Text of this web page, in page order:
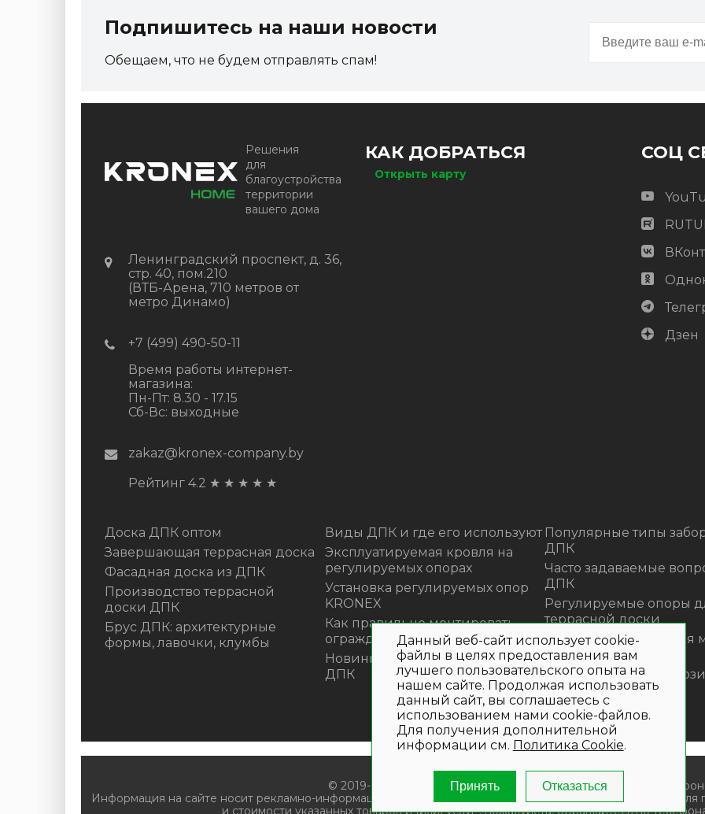
Подпишитесь на наши новости
Обещаем, что не будем отправлять спам!
Решения
для
благоустройства
территории
вашего дома
Ленинградский проспект, д. 36,
стр. 40, пом.210
(ВТБ-Арена, 710 метров от
метро Динамо)
+7 (499) 490-50-11
Время работы интернет-
магазина:
Пн-Пт: 8.30 - 17.15
Сб-Вс: выходные
zakaz@kronex-company.by
Рейтинг 4.2 ★ ★ ★ ★ ★
КАК ДОБРАТЬСЯ
Открыть карту
СОЦ
Дзен
Доска ДПК оптом
Завершающая террасная доска
Фасадная доска из ДПК
Производство террасной
доски ДПК
Брус ДПК: архитектурные
формы, лавочки, клумбы
Виды ДПК и где его используют
Эксплуатируемая кровля на
регулируемых опорах
Установка регулируемых опор
KRONEX
Как правильно монтировать
ограждения из ДПК?
Новинка! Моющее средство для
ДПК
Популярные типы
ДПК
Часто задаваемые
ДПК
Регулируемые опоры
террасной доски
Премиальная садовая
из ротанга Outdoor
Нескользящие
ступени
© 2019- 2026. Общество с ограниченной ответственностью
Информация на сайте носит рекламно-информационный характер и не является публичной офертой.
и стоимости указанных товаров и (или) услуг , пожалуйста, обращайтесь по
Данный веб-сайт использует cookie-
файлы в целях предоставления вам
лучшего пользовательского опыта на
нашем сайте. Продолжая использовать
данный сайт, вы соглашаетесь с
использованием нами cookie-файлов.
Для получения дополнительной
информации см. Политика Cookie.
Принять Отказаться